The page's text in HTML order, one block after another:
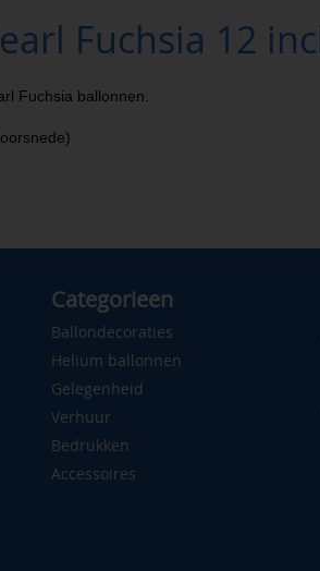
Fuchsia 12
Fuchsia ballonnen.
Categorieen
Ballondecoraties
Helium ballonnen
Gelegenheid
Verhuur
Bedrukken
Accessoires